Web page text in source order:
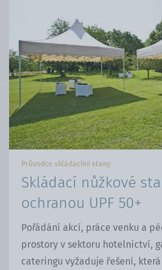
Facebooku
Průvodce skládacími stany
Skládací nůžkové
ochranou UPF 50+
Pořádání akcí, práce venku a
prostory v sektoru hotelnictví,
cateringu vyžaduje řešení,